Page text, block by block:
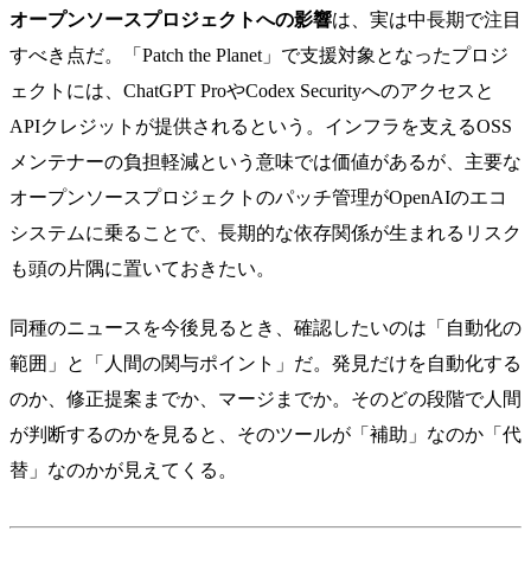
オープンソースプロジェクトへの影響は、実は中長期で注目
すべき点だ。「Patch the Planet」で支援対象となったプロジ
ェクトには、ChatGPT ProやCodex Securityへのアクセスと
APIクレジットが提供されるという。インフラを支えるOSS
メンテナーの負担軽減という意味では価値があるが、主要な
オープンソースプロジェクトのパッチ管理がOpenAIのエコ
システムに乗ることで、長期的な依存関係が生まれるリスク
も頭の片隅に置いておきたい。
同種のニュースを今後見るとき、確認したいのは「自動化の
範囲」と「人間の関与ポイント」だ。発見だけを自動化する
のか、修正提案までか、マージまでか。そのどの段階で人間
が判断するのかを見ると、そのツールが「補助」なのか「代
替」なのかが見えてくる。